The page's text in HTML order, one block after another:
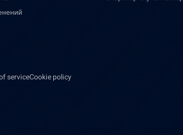
serviceCookie policy